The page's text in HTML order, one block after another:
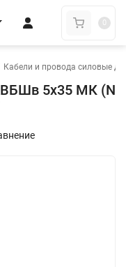
0
Кабели и провода силовые
5х35 МК (N